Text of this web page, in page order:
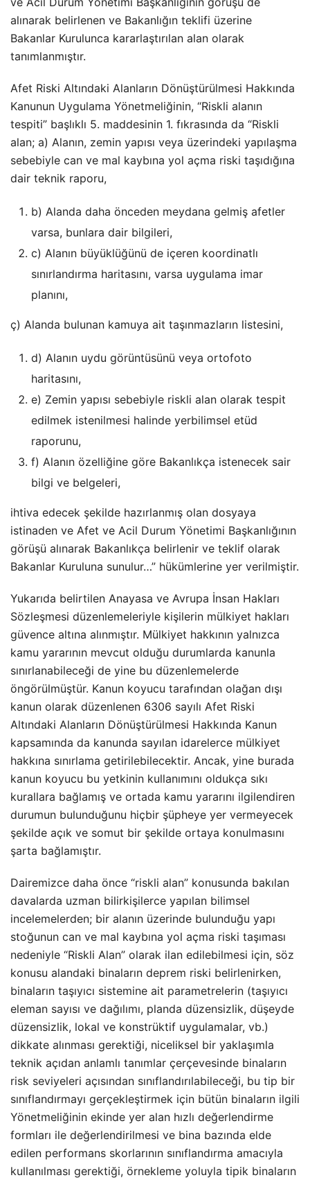
alınarak belirlenen ve Bakanlığın teklifi üzerine
Bakanlar Kurulunca kararlaştırılan alan olarak
tanımlanmıştır.
Afet Riski Altındaki Alanların Dönüştürülmesi Hakkında
Kanunun Uygulama Yönetmeliğinin, “Riskli alanın
tespiti” başlıklı 5. maddesinin 1. fıkrasında da “Riskli
alan; a) Alanın, zemin yapısı veya üzerindeki yapılaşma
sebebiyle can ve mal kaybına yol açma riski taşıdığına
dair teknik raporu,
b) Alanda daha önceden meydana gelmiş afetler
varsa, bunlara dair bilgileri,
c) Alanın büyüklüğünü de içeren koordinatlı
sınırlandırma haritasını, varsa uygulama imar
planını,
ç) Alanda bulunan kamuya ait taşınmazların listesini,
d) Alanın uydu görüntüsünü veya ortofoto
haritasını,
e) Zemin yapısı sebebiyle riskli alan olarak tespit
edilmek istenilmesi halinde yerbilimsel etüd
raporunu,
f) Alanın özelliğine göre Bakanlıkça istenecek sair
bilgi ve belgeleri,
ihtiva edecek şekilde hazırlanmış olan dosyaya
istinaden ve Afet ve Acil Durum Yönetimi Başkanlığının
görüşü alınarak Bakanlıkça belirlenir ve teklif olarak
Bakanlar Kuruluna sunulur…” hükümlerine yer verilmiştir.
Yukarıda belirtilen Anayasa ve Avrupa İnsan Hakları
Sözleşmesi düzenlemeleriyle kişilerin mülkiyet hakları
güvence altına alınmıştır. Mülkiyet hakkının yalnızca
kamu yararının mevcut olduğu durumlarda kanunla
sınırlanabileceği de yine bu düzenlemelerde
öngörülmüştür. Kanun koyucu tarafından olağan dışı
kanun olarak düzenlenen 6306 sayılı Afet Riski
Altındaki Alanların Dönüştürülmesi Hakkında Kanun
kapsamında da kanunda sayılan idarelerce mülkiyet
hakkına sınırlama getirilebilecektir. Ancak, yine burada
kanun koyucu bu yetkinin kullanımını oldukça sıkı
kurallara bağlamış ve ortada kamu yararını ilgilendiren
durumun bulunduğunu hiçbir şüpheye yer vermeyecek
şekilde açık ve somut bir şekilde ortaya konulmasını
şarta bağlamıştır.
Dairemizce daha önce “riskli alan” konusunda bakılan
davalarda uzman bilirkişilerce yapılan bilimsel
incelemelerden; bir alanın üzerinde bulunduğu yapı
stoğunun can ve mal kaybına yol açma riski taşıması
nedeniyle “Riskli Alan” olarak ilan edilebilmesi için, söz
konusu alandaki binaların deprem riski belirlenirken,
binaların taşıyıcı sistemine ait parametrelerin (taşıyıcı
eleman sayısı ve dağılımı, planda düzensizlik, düşeyde
düzensizlik, lokal ve konstrüktif uygulamalar, vb.)
dikkate alınması gerektiği, niceliksel bir yaklaşımla
teknik açıdan anlamlı tanımlar çerçevesinde binaların
risk seviyeleri açısından sınıflandırılabileceği, bu tip bir
sınıflandırmayı gerçekleştirmek için bütün binaların ilgili
Yönetmeliğinin ekinde yer alan hızlı değerlendirme
formları ile değerlendirilmesi ve bina bazında elde
edilen performans skorlarının sınıflandırma amacıyla
kullanılması gerektiği, örnekleme yoluyla tipik binaların